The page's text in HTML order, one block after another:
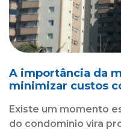
A importância da
minimizar custos
Existe um momento
do condomínio vira